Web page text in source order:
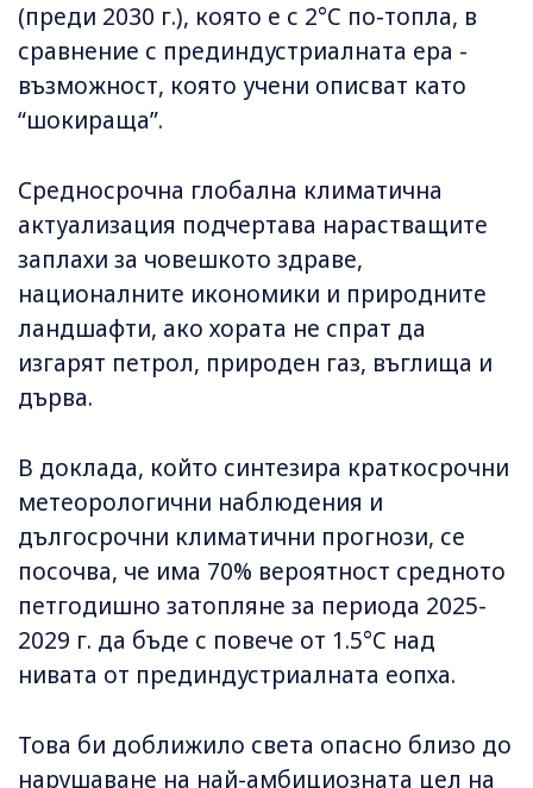
(преди 2030 г.), която е с 2°C по-топла, в
сравнение с прединдустриалната ера -
възможност, която учени описват като
“шокираща”.
Средносрочна глобална климатична
актуализация подчертава нарастващите
заплахи за човешкото здраве,
националните икономики и природните
ландшафти, ако хората не спрат да
изгарят петрол, природен газ, въглища и
дърва.
В доклада, който синтезира краткосрочни
метеорологични наблюдения и
дългосрочни климатични прогнози, се
посочва, че има 70% вероятност средното
петгодишно затопляне за периода 2025-
2029 г. да бъде с повече от 1.5°C над
нивата от прединдустриалната еопха.
Това би доближило света опасно близо до
нарушаване на най-амбициозната цел на